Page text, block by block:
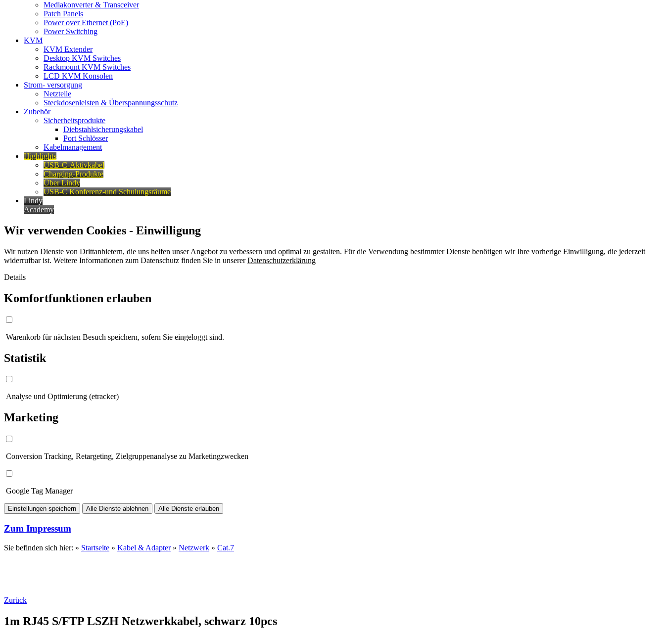
Mediakonverter & Transceiver
Patch Panels
Power over Ethernet (PoE)
Power Switching
KVM
KVM Extender
Desktop KVM Switches
Rackmount KVM Switches
LCD KVM Konsolen
Strom- versorgung
Netzteile
Steckdosenleisten & Überspannungsschutz
Zubehör
Sicherheitsprodukte
Diebstahlsicherungskabel
Port Schlösser
Kabelmanagement
Highlights
USB-C-Aktivkabel
Charging-Produkte
Über Lindy
USB-C Konferenz-und Schulungsräume
Lindy
Academy
Wir verwenden Cookies - Einwilligung
Wir nutzen Dienste von Drittanbietern, die uns helfen unser Angebot zu verbessern und optimal zu gestalten. Für die Verwendung bestimmter Dienste benötigen wir Ihre vorherige Einwilligung, die jederzeit
widerrufbar ist. Weitere Informationen zum Datenschutz finden Sie in unsererDatenschutzerklärung
Details
Komfortfunktionen erlauben
Warenkorb für nächsten Besuch speichern, sofern Sie eingeloggt sind.
Statistik
Analyse und Optimierung (etracker)
Marketing
Conversion Tracking, Retargeting, Zielgruppenanalyse zu Marketingzwecken
Google Tag Manager
Einstellungen speichern Alle Dienste ablehnen Alle Dienste erlauben
Zum Impressum
Sie befinden sich hier: » Startseite » Kabel & Adapter» Netzwerk » Cat.7
Zurück
1m RJ45 S/FTP LSZH Netzwerkkabel, schwarz 10pcs